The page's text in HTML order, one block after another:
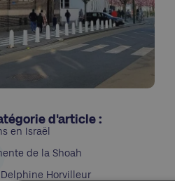
d'article :
en Israël
de la Shoah
Delphine Horvilleur